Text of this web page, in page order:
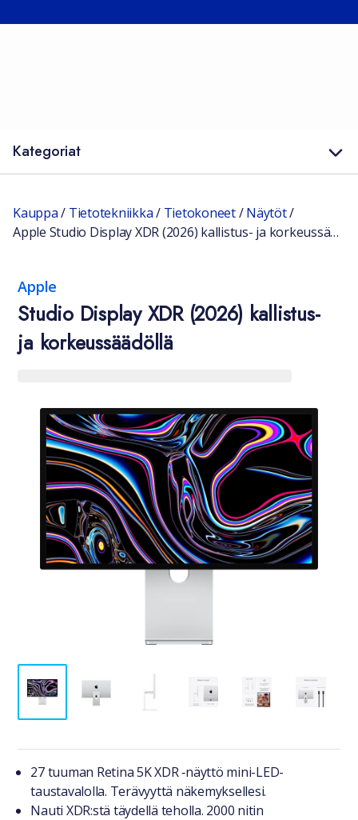
Kategoriat
Kauppa/ Tietotekniikka/ Tietokoneet/Näytöt/
Apple Studio Display XDR (2026) kallistus- ja korkeussäädöllä
Apple
Studio Display XDR (2026) kallistus-
ja korkeussäädöllä
Tuotteesta lyhyesti
27 tuuman Retina 5K XDR ‑näyttö mini-LED-
taustavalolla. Terävyyttä näkemyksellesi.
Nauti XDR:stä täydellä teholla. 2000 nitin